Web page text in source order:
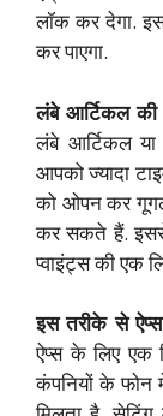
लॉक कर देगा.
कर पाएगा.
लंबे आर्टिकल की
लंबे आर्टिकल
आपको ज्यादा
को ओपन कर
कर सकते हैं.
प्वाइंट्स की एक
इस तरीके से ऐप्स
ऐप्स के लिए एक
कंपनियों के फोन